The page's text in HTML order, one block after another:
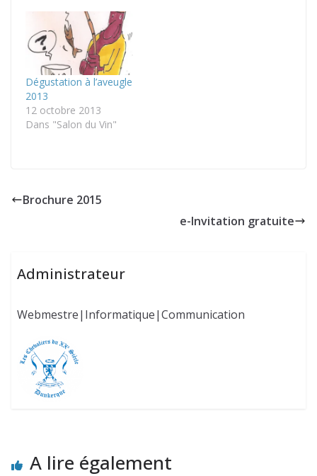
Dégustation à l’aveugle
2013
12 octobre 2013
Dans "Salon du Vin"
Brochure 2015
e-Invitation gratuite
Administrateur
Webmestre|Informatique|Communication
A lire également